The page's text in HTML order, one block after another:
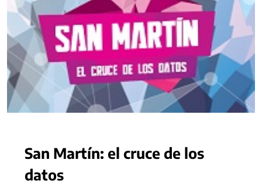
San Martín: el cruce de los
datos